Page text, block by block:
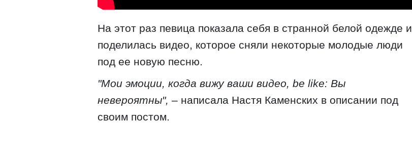
На этот раз певица показала себя в странной белой одежде и
поделилась видео, которое сняли некоторые молодые люди
под ее новую песню.
"Мои эмоции, когда вижу ваши видео, be like: Вы
невероятны", – написала Настя Каменских в описании под
своим постом.